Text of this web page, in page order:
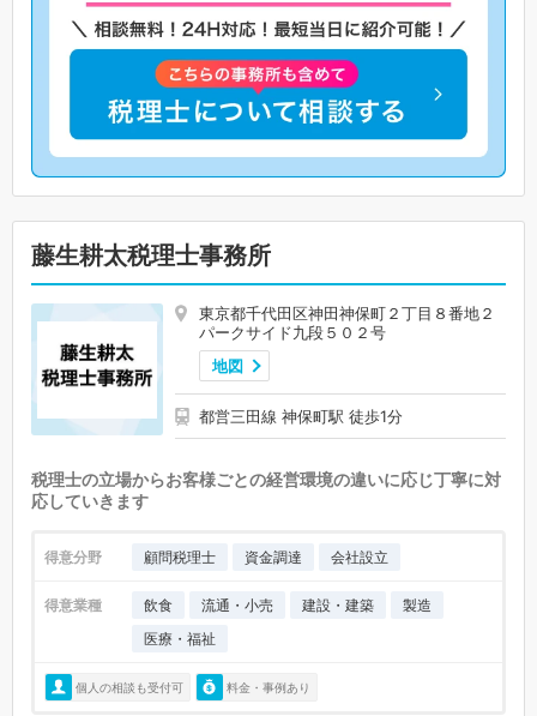
藤生耕太税理士事務所
東京都千代田区神田神保町２丁目８番地２
パークサイド九段５０２号
地図
都営三田線 神保町駅 徒歩1分
税理士の立場からお客様ごとの経営環境の違いに応じ丁寧に対
応していきます
得意分野 顧問税理士 資金調達 会社設立
得意業種 飲食 流通・小売 建設・建築
製造
医療・福祉
個人の相談も受付可 料金・事例あり